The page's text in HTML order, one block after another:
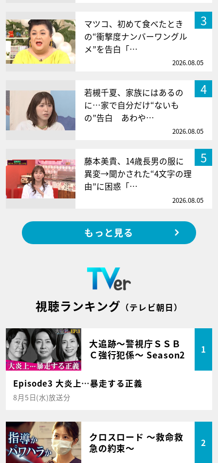
3
マツコ、初めて食べたとき
の“衝撃度ナンバーワングル
メ”を告白「…
2026.08.05
4
若槻千夏、家族にはあるの
に…家で自分だけ“ないも
の”告白 あわや…
2026.08.05
5
藤本美貴、14歳長男の服に
異変→聞かされた“4文字の理
由”に困惑「…
2026.08.05
もっと見る
視聴ランキング （テレビ朝日）
大追跡～警視庁ＳＳＢ
Ｃ強行犯係～ Season2
1
Episode3 大炎上…暴走する正義
8月5日(水)放送分
クロスロード ～救命救
急の約束～
2